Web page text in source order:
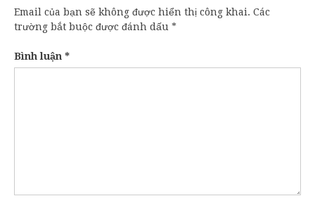
Email của bạn sẽ không được hiển thị công khai. Các
trường bắt buộc được đánh dấu *
Bình luận *